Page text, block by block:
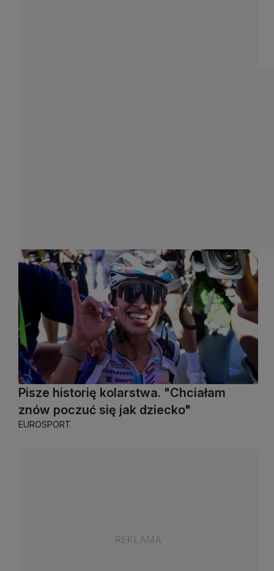
Pisze historię kolarstwa. "Chciałam
znów poczuć się jak dziecko"
EUROSPORT